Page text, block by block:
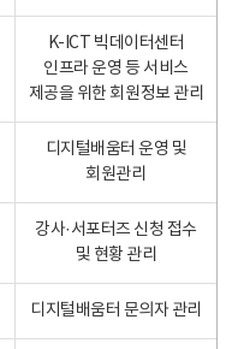
K-ICT 빅데이터센터
인프라 운영 등 서비스
제공을 위한 회원정보 관리
디지털배움터 운영 및
회원관리
강사·서포터즈 신청 접수
및 현황 관리
디지털배움터 문의자 관리